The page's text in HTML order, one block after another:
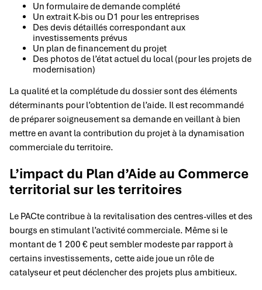
Un formulaire de demande complété
Un extrait K-bis ou D1 pour les entreprises
Des devis détaillés correspondant aux
investissements prévus
Un plan de financement du projet
Des photos de l’état actuel du local (pour les projets de
modernisation)
La qualité et la complétude du dossier sont des éléments
déterminants pour l’obtention de l’aide. Il est recommandé
de préparer soigneusement sa demande en veillant à bien
mettre en avant la contribution du projet à la dynamisation
commerciale du territoire.
L’impact du Plan d’Aide au Commerce
territorial sur les territoires
Le PACte contribue à la revitalisation des centres-villes et des
bourgs en stimulant l’activité commerciale. Même si le
montant de 1 200 € peut sembler modeste par rapport à
certains investissements, cette aide joue un rôle de
catalyseur et peut déclencher des projets plus ambitieux.